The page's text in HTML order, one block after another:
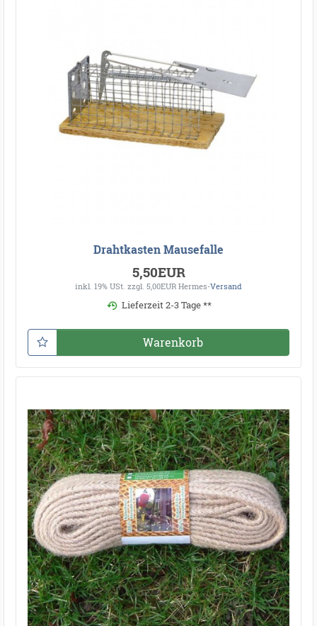
Drahtkasten Mausefalle
5,50EUR
inkl. 19% USt. zzgl. 5,00EUR Hermes-Versand
Lieferzeit 2-3 Tage **
Warenkorb